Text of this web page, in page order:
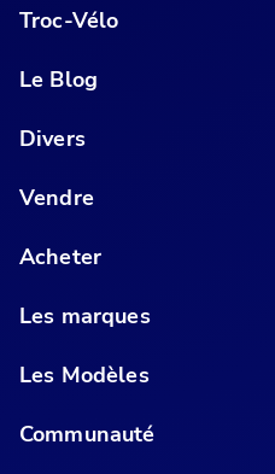
Troc-Vélo
Le Blog
Divers
Vendre
Acheter
Les marques
Les Modèles
Communauté